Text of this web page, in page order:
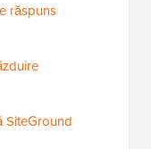
răspuns
SiteGround